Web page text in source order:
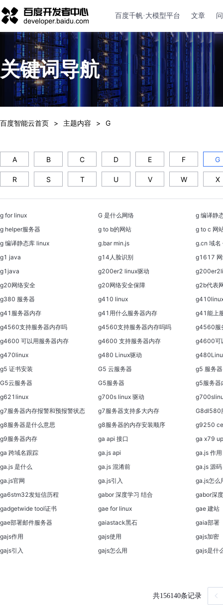
百度千帆·大模型平台 文章
关键词导航
百度智能云首页 主题内容 G
A B C D E F G
R S T U V W X
g for linux G 是什么网络
g 编译静
g helper服务器
g to b的网站
g to c 网
g 编译静态库 linux
g.bar min.js
g.cn 域名
g1 java
g14人脸识别
g1617
g1java
g200er2 linux驱动
g20网络安全
g20网络安全保障
g2b代表
g380 服务器
g410 linux
g41服务器内存
g41用什么服务器内存
g41能上
g4560支持服务器内存吗
g4560支持服务器内存吗吗
g4560服
g4600 可以用服务器内存
g4600 支持服务器内存
g4600可
g470linux
g480 Linux驱动
g5 证书安装
G5 云服务器
g5 服务
G5云服务器
G5服务器
g5服务器
g621linux
g700s linux 驱动
g7服务器内存报警和预报警状态
g7服务器支持多大内存
G8dl580
g8服务器是什么意思
g8服务器的内存安装顺序
g9250
g9服务器内存
ga api 接口
ga x79
ga 跨域名跟踪
ga.js api
ga.js 作用
ga.js 是什么
ga.js 混淆前
ga.js 源码
ga.js官网
ga.js引入
ga.js怎么
ga6stm32发短信历程
gabor 深度学习 结合
gabor深
gadgetwide tool证书
gae for linux
gae 建站
gae部署邮件服务器
gaiastack黑石
gaia部署
gajs作用
gajs使用
gajs加密
gajs引入
gajs怎么用 gajs是什
共156140条记录